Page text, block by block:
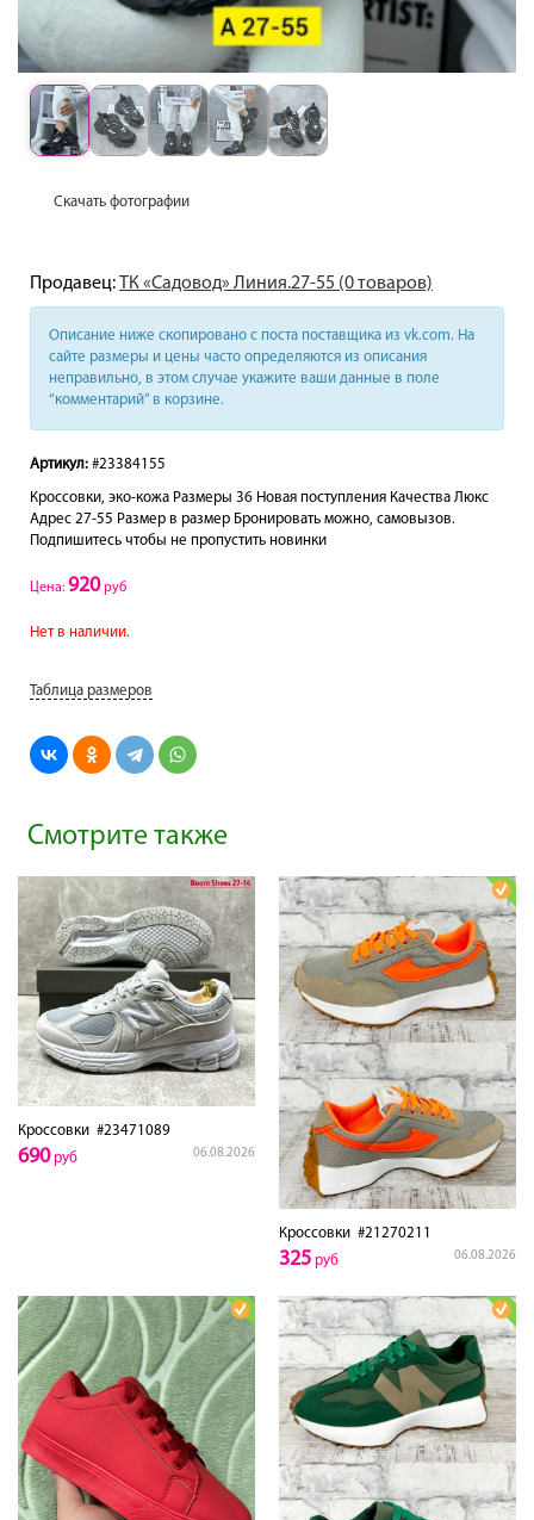
Скачать фотографии
Продавец:ТК «Садовод» Линия.27-55 (0 товаров)
Описание ниже скопировано с поста поставщика из vk.com. На
сайте размеры и цены часто определяются из описания
неправильно, в этом случае укажите ваши данные в поле
“комментарий” в корзине.
Артикул: #23384155
Кроссовки, эко-кожа Размеры 36 Новая поступления Качества Люкс
Адрес 27-55 Размер в размер Бронировать можно, самовызов.
Подпишитесь чтобы не пропустить новинки
Цена: 920руб
Нет в наличии.
Таблица размеров
Смотрите также
Кроссовки #23471089
06.08.2026
690руб
Кроссовки #21270211
06.08.2026
325 руб